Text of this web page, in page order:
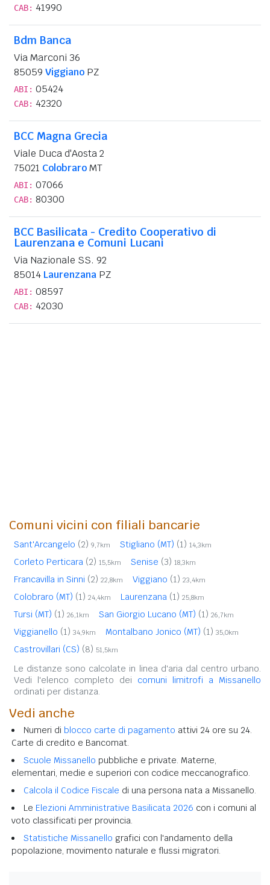
CAB: 41990
Bdm Banca
Via Marconi 36
85059 Viggiano PZ
ABI: 05424
CAB: 42320
BCC Magna Grecia
Viale Duca d'Aosta 2
75021 ColobraroMT
ABI: 07066
CAB: 80300
BCC Basilicata - Credito Cooperativo di
Laurenzana e Comuni Lucani
Via Nazionale SS. 92
85014 Laurenzana PZ
ABI: 08597
CAB: 42030
Comuni vicini con filiali bancarie
Sant'Arcangelo (2) 9,7km Stigliano (MT) (1) 14,3km
Corleto Perticara (2) 15,5km Senise (3) 18,3km
Francavilla in Sinni (2) 22,8km Viggiano (1) 23,4km
Colobraro (MT) (1) 24,4km Laurenzana (1) 25,8km
Tursi (MT) (1) 26,1km San Giorgio Lucano (MT) (1) 26,7km
Viggianello (1) 34,9km Montalbano Jonico (MT) (1) 35,0km
Castrovillari (CS) (8) 51,5km
Le distanze sono calcolate in linea d'aria dal centro urbano.
Vedi l'elenco completo dei comuni limitrofi a Missanello
ordinati per distanza.
Vedi anche
Numeri di blocco carte di pagamento attivi 24 ore su 24.
Carte di credito e Bancomat.
Scuole Missanello pubbliche e private. Materne,
elementari, medie e superiori con codice meccanografico.
Calcola il Codice Fiscale di una persona nata a Missanello.
Le Elezioni Amministrative Basilicata 2026 con i comuni al
voto classificati per provincia.
Statistiche Missanello grafici con l'andamento della
popolazione, movimento naturale e flussi migratori.